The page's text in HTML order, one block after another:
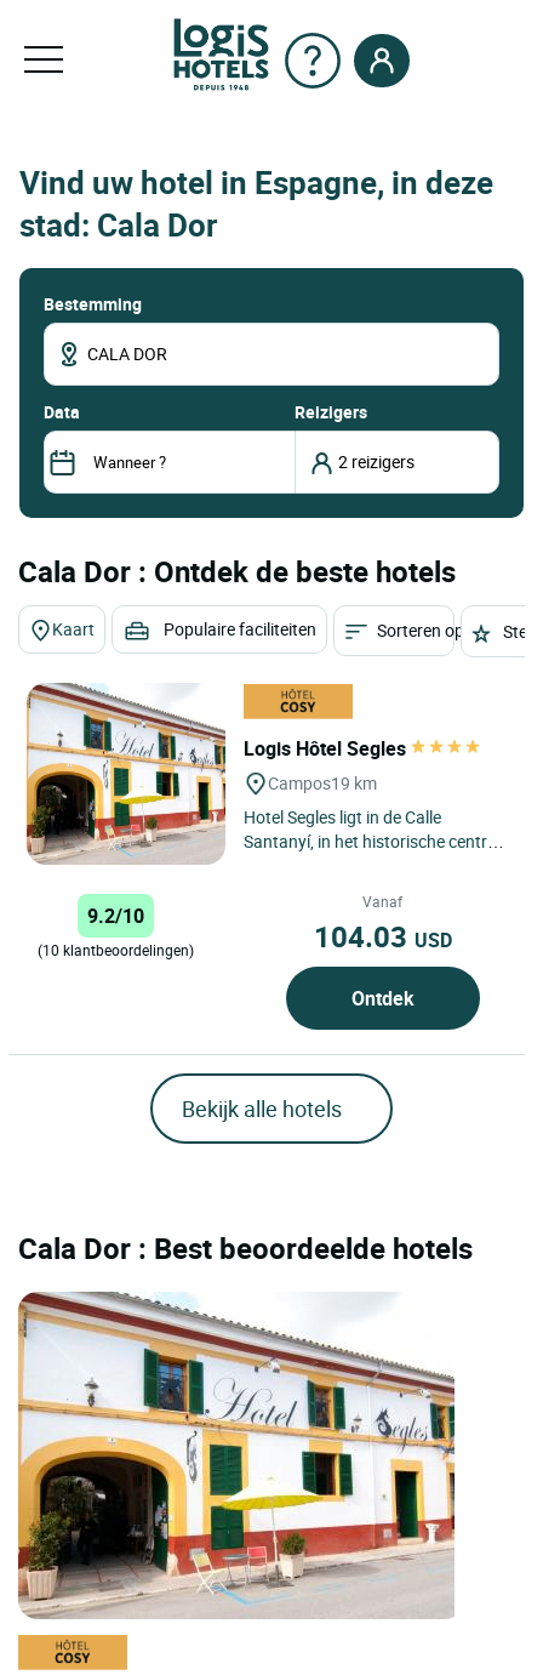
Vind uw hotel in Espagne, in deze
stad: Cala Dor
Bestemming
data Reizigers
Cala Dor : Ontdek de beste hotels
Kaart Populaire faciliteiten Sorteren op
Logis Hôtel Segles
Campos19 km
Hotel Segles ligt in de Calle
Santanyí, in het historische centrum
9.2/10
(10 klantbeoordelingen)
Vanaf
104.03 USD
Ontdek
Bekijk alle hotels
Cala Dor : Best beoordeelde hotels